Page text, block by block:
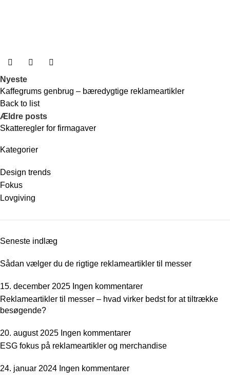
Kategorier
Design trends
Fokus
Lovgiving
Seneste indlæg
Sådan vælger du de rigtige reklameartikler til messer
15. december 2025 Ingen kommentarer
Reklameartikler til messer – hvad virker bedst for at tiltrække
besøgende?
20. august 2025 Ingen kommentarer
ESG fokus på reklameartikler og merchandise
24. januar 2024 Ingen kommentarer
Nyeste
Kaffegrums genbrug – bæredygtige reklameartikler
Back to list
Ældre posts
Skatteregler for firmagaver